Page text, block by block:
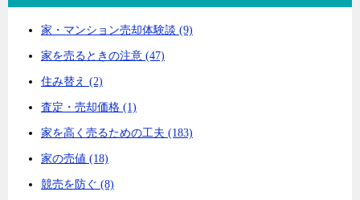
家・マンション売却体験談 (9)
家を売るときの注意 (47)
住み替え (2)
査定・売却価格 (1)
家を高く売るための工夫 (183)
家の売値 (18)
競売を防ぐ (8)